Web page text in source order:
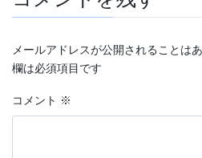
メールアドレスが公開されることはあ
欄は必須項目です
コメント ※